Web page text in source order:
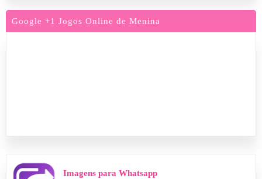
Google +1 Jogos Online de Menina
Imagens para Whatsapp